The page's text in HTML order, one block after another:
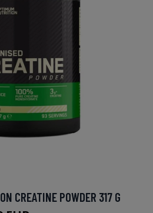
CREATINE POWDER 317 G